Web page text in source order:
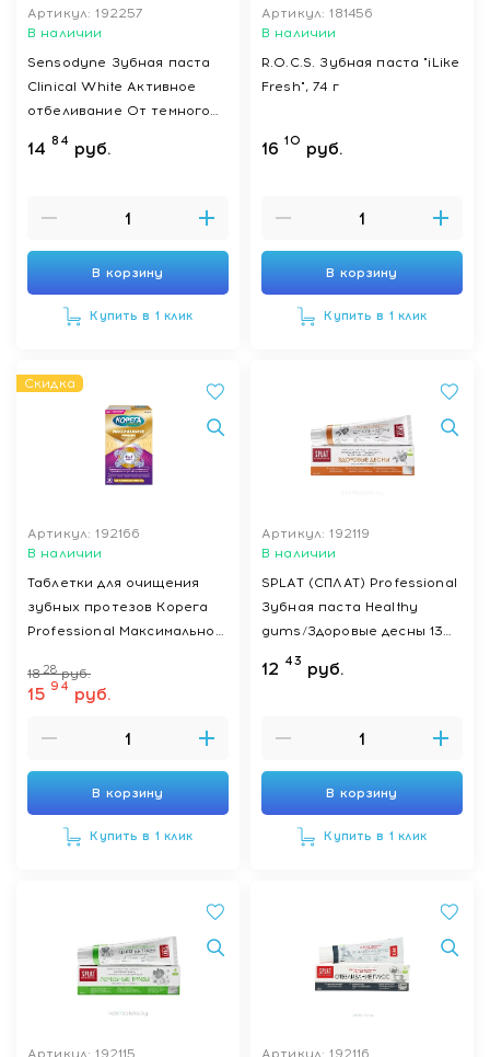
Артикул: 192257
В наличии
Sensodyne Зубная паста
Clinical White Активное
отбеливание От темного
налета 75 мл
14 84 руб.
В корзину
Купить в 1 клик
Артикул: 181456
В наличии
R.O.C.S. Зубная паста "iLike
Fresh", 74 г
16 10 руб.
В корзину
Купить в 1 клик
Скидка
Артикул: 192166
В наличии
Таблетки для очищения
зубных протезов Корега
Professional Максимальное
уп.)
1828 руб.
15 94 руб.
В корзину
Купить в 1 клик
Артикул: 192119
В наличии
SPLAT (СПЛАТ) Professional
Зубная паста Healthy
gums/Здоровые десны 130
12 43 руб.
В корзину
Купить в 1 клик
Артикул: 192115
Артикул: 192116